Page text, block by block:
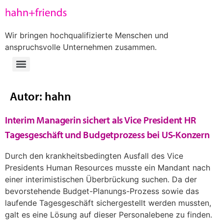
Wir bringen hochqualifizierte Menschen und
anspruchsvolle Unternehmen zusammen.
Autor: hahn
Interim Managerin sichert als Vice President HR
Tagesgeschäft und Budgetprozess bei US-Konzern
Durch den krankheitsbedingten Ausfall des Vice
Presidents Human Resources musste ein Mandant nach
einer interimistischen Überbrückung suchen. Da der
bevorstehende Budget-Planungs-Prozess sowie das
laufende Tagesgeschäft sichergestellt werden mussten,
galt es eine Lösung auf dieser Personalebene zu finden.